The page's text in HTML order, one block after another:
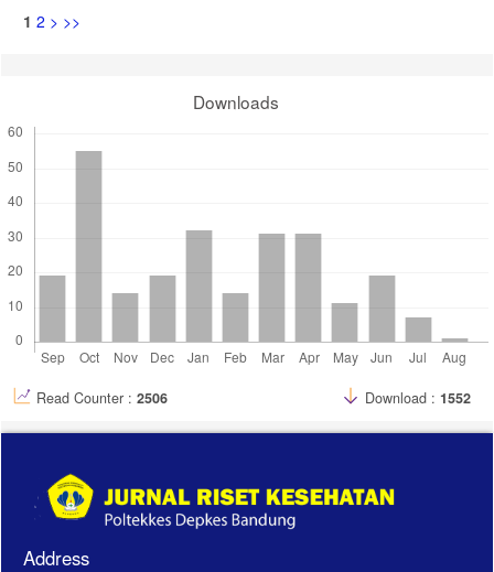
1 2 > >>
Downloads
Read Counter : 2506 Download : 1552
Address